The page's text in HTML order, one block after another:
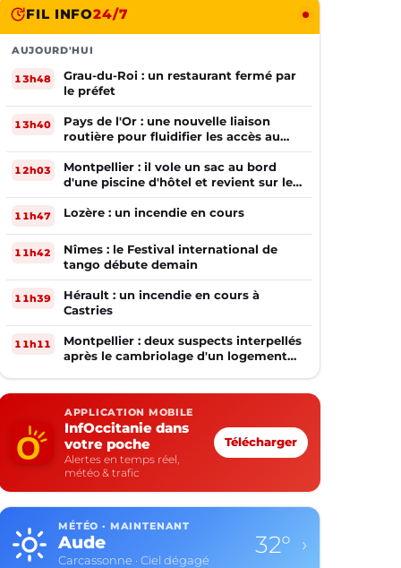
FIL INFO24/7
AUJOURD'HUI
13h48
Grau-du-Roi : un restaurant fermé par
le préfet
13h40
Pays de l'Or : une nouvelle liaison
routière pour fluidifier les accès au
PIOM
12h03
Montpellier : il vole un sac au bord
d'une piscine d'hôtel et revient sur les
lieux le lendemain
11h47 Lozère : un incendie en cours
11h42
Nîmes : le Festival international de
tango débute demain
11h39
Hérault : un incendie en cours à
Castries
11h11
Montpellier : deux suspects interpellés
après le cambriolage d'un logement
APPLICATION MOBILE
InfOccitanie dans
votre poche
Alertes en temps réel,
météo & trafic
Télécharger
MÉTÉO · MAINTENANT
Aude
Carcassonne · Ciel dégagé
32° ›